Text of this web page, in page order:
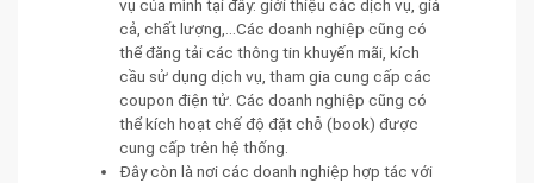
vụ của mình tại đây: giới thiệu các dịch vụ, giá
cả, chất lượng,...Các doanh nghiệp cũng có
thể đăng tải các thông tin khuyến mãi, kích
cầu sử dụng dịch vụ, tham gia cung cấp các
coupon điện tử. Các doanh nghiệp cũng có
thể kích hoạt chế độ đặt chỗ (book) được
cung cấp trên hệ thống.
Đây còn là nơi các doanh nghiệp hợp tác với